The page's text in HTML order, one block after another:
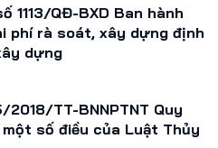
1113/QĐ-BXD Ban hành
phí rà soát, xây dựng định
dựng
TT-BNNPTNT Quy
số điều của Luật Thủy